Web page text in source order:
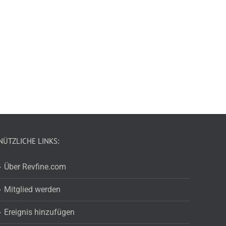
LINKS:
Über Revfine.com
Mitglied werden
Ereignis hinzufügen